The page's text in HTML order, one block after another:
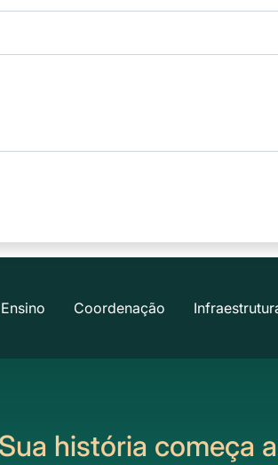
Coordenação
Sua história começa